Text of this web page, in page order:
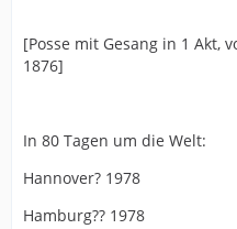
[Posse mit Gesang in 1 Akt,
1876]
In 80 Tagen um die Welt:
Hannover? 1978
Hamburg?? 1978